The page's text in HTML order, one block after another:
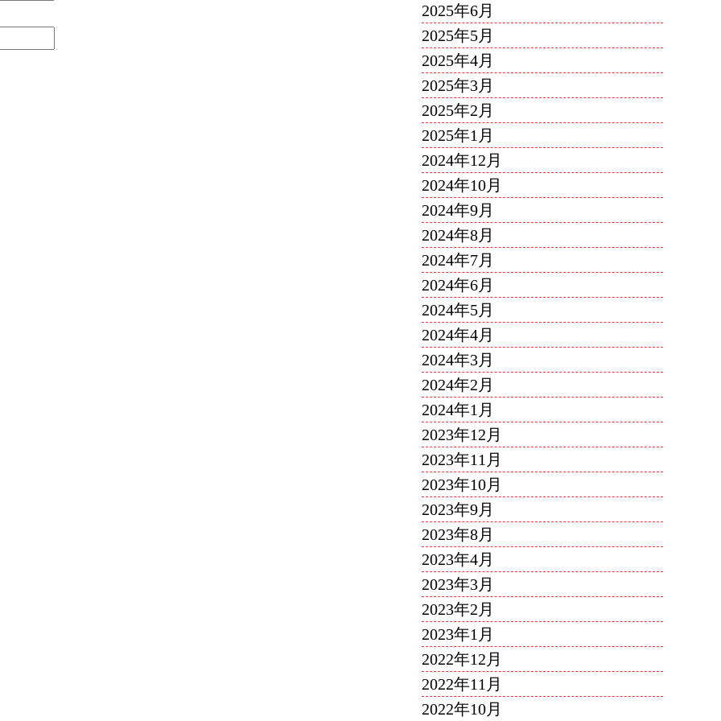
2025年6月
2025年5月
2025年4月
2025年3月
2025年2月
2025年1月
2024年12月
2024年10月
2024年9月
2024年8月
2024年7月
2024年6月
2024年5月
2024年4月
2024年3月
2024年2月
2024年1月
2023年12月
2023年11月
2023年10月
2023年9月
2023年8月
2023年4月
2023年3月
2023年2月
2023年1月
2022年12月
2022年11月
2022年10月